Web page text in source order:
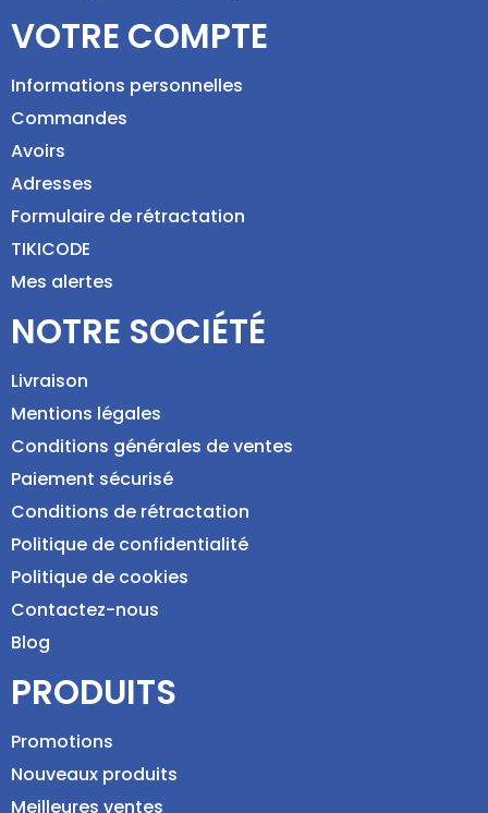
VOTRE COMPTE
Informations personnelles
Commandes
Avoirs
Adresses
Formulaire de rétractation
TIKICODE
Mes alertes
NOTRE SOCIÉTÉ
Livraison
Mentions légales
Conditions générales de ventes
Paiement sécurisé
Conditions de rétractation
Politique de confidentialité
Politique de cookies
Contactez-nous
Blog
PRODUITS
Promotions
Nouveaux produits
Meilleures ventes